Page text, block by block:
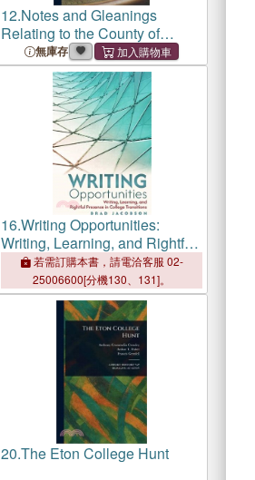
12.Notes and Gleanings
Relating to the County of
Wexford
無庫存
16.Writing Opportunities:
Writing, Learning, and Rightful
Presence in College
Transitions
若需訂購本書，請電洽客服 02-
25006600[分機130、131]。
20.The Eton College Hunt